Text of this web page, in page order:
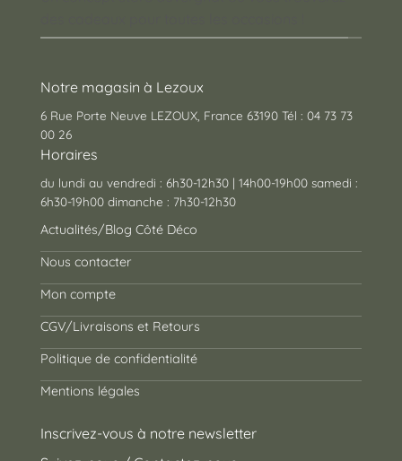
Notre magasin à Lezoux
6 Rue Porte Neuve LEZOUX, France 63190 Tél : 04 73 73
00 26
Horaires
du lundi au vendredi : 6h30-12h30 | 14h00-19h00 samedi :
6h30-19h00 dimanche : 7h30-12h30
Actualités/Blog Côté Déco
Nous contacter
Mon compte
CGV/Livraisons et Retours
Politique de confidentialité
Mentions légales
Inscrivez-vous à notre newsletter